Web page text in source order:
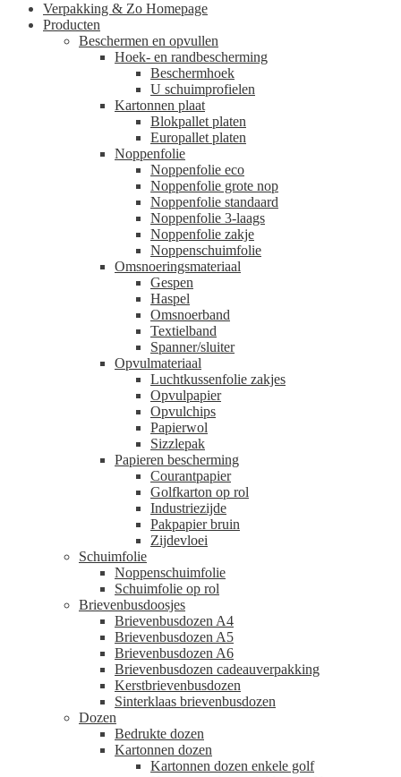
Verpakking & Zo Homepage
Producten
Beschermen en opvullen
Hoek- en randbescherming
Beschermhoek
U schuimprofielen
Kartonnen plaat
Blokpallet platen
Europallet platen
Noppenfolie
Noppenfolie eco
Noppenfolie grote nop
Noppenfolie standaard
Noppenfolie 3-laags
Noppenfolie zakje
Noppenschuimfolie
Omsnoeringsmateriaal
Gespen
Haspel
Omsnoerband
Textielband
Spanner/sluiter
Opvulmateriaal
Luchtkussenfolie zakjes
Opvulpapier
Opvulchips
Papierwol
Sizzlepak
Papieren bescherming
Courantpapier
Golfkarton op rol
Industriezijde
Pakpapier bruin
Zijdevloei
Schuimfolie
Noppenschuimfolie
Schuimfolie op rol
Brievenbusdoosjes
Brievenbusdozen A4
Brievenbusdozen A5
Brievenbusdozen A6
Brievenbusdozen cadeauverpakking
Kerstbrievenbusdozen
Sinterklaas brievenbusdozen
Dozen
Bedrukte dozen
Kartonnen dozen
Kartonnen dozen enkele golf